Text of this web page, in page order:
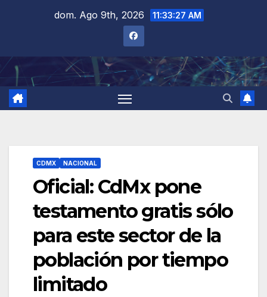
dom. Ago 9th, 2026 11:33:28 AM
CDMX NACIONAL
Oficial: CdMx pone
testamento gratis sólo
para este sector de la
población por tiempo
limitado